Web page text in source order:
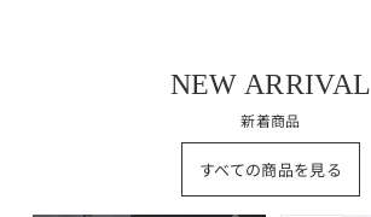
NEW ARRIVAL
新着商品
すべての商品を見る